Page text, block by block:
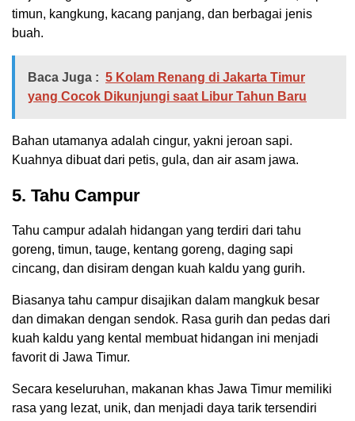
timun, kangkung, kacang panjang, dan berbagai jenis
buah.
Baca Juga : 5 Kolam Renang di Jakarta Timur
yang Cocok Dikunjungi saat Libur Tahun Baru
Bahan utamanya adalah cingur, yakni jeroan sapi.
Kuahnya dibuat dari petis, gula, dan air asam jawa.
5. Tahu Campur
Tahu campur adalah hidangan yang terdiri dari tahu
goreng, timun, tauge, kentang goreng, daging sapi
cincang, dan disiram dengan kuah kaldu yang gurih.
Biasanya tahu campur disajikan dalam mangkuk besar
dan dimakan dengan sendok. Rasa gurih dan pedas dari
kuah kaldu yang kental membuat hidangan ini menjadi
favorit di Jawa Timur.
Secara keseluruhan, makanan khas Jawa Timur memiliki
rasa yang lezat, unik, dan menjadi daya tarik tersendiri